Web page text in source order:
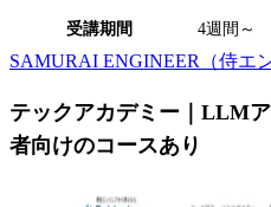
受講期間 4週間～
SAMURAI ENGINEER（侍エ
テックアカデミー｜LLM
者向けのコースあり